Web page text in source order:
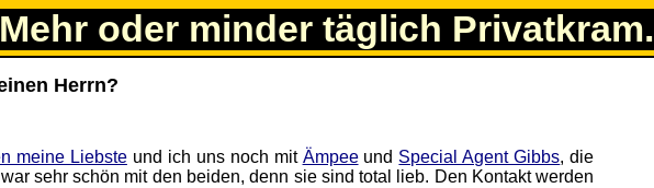
oder minder täglich Privatkram.
Herrn?
meine Liebsteund ich uns noch mit Ämpeeund Special Agent Gibbs, die
sehr schön mit den beiden, denn sie sind total lieb. Den Kontakt werden